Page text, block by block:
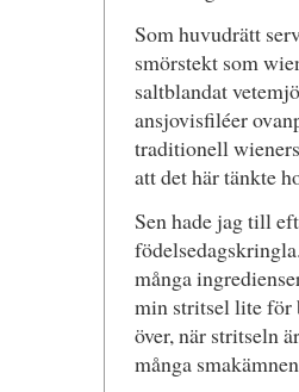
Som huvudrätt
smörstekt som
saltblandat
ansjovisfiléer
traditionell
att det här tänkte
Sen hade jag till
många
min stritsel lite för
över, när stritseln
många